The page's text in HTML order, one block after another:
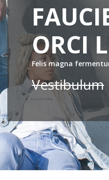
ORCI
Felis magna
Vestibulum